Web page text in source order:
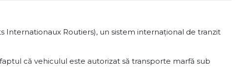
Routiers), un sistem internațional de tranzit
că vehiculul este autorizat să transporte marfă sub